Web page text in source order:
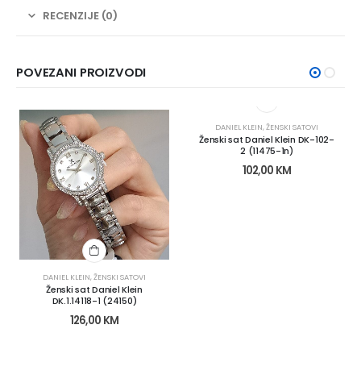
RECENZIJE (0)
POVEZANI PROIZVODI
DANIEL KLEIN,ŽENSKI SATOVI
Ženski sat Daniel Klein
DK.1.14118-1 (24150)
126,00 KM
DANIEL KLEIN,ŽENSKI SATOVI
Ženski sat Daniel Klein DK-102-
2 (11475-1n)
102,00 KM